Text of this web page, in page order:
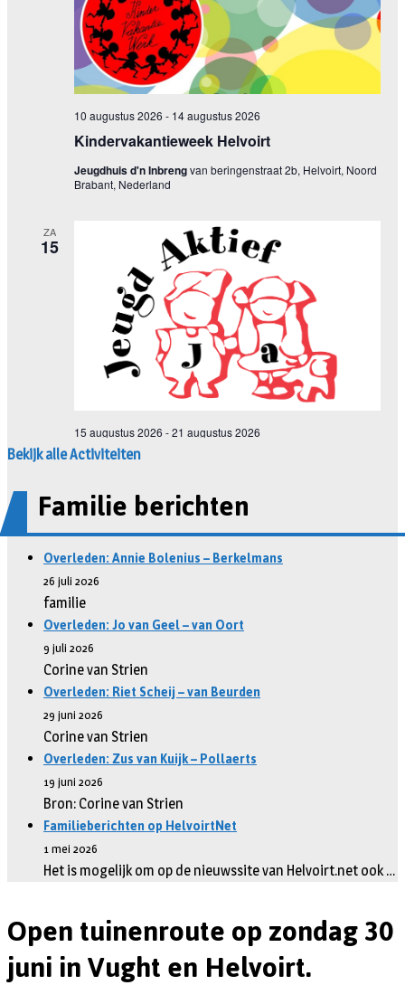
Bekijk alle Activiteiten
Familie berichten
Overleden: Annie Bolenius – Berkelmans
26 juli 2026
familie
Overleden: Jo van Geel – van Oort
9 juli 2026
Corine van Strien
Overleden: Riet Scheij – van Beurden
29 juni 2026
Corine van Strien
Overleden: Zus van Kuijk – Pollaerts
19 juni 2026
Bron: Corine van Strien
Familieberichten op HelvoirtNet
1 mei 2026
Het is mogelijk om op de nieuwssite van Helvoirt.net ook …
Open tuinenroute op zondag 30
juni in Vught en Helvoirt.